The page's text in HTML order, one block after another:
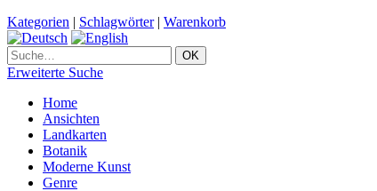
Kategorien | Schlagwörter| Warenkorb
Erweiterte Suche
Home
Ansichten
Landkarten
Botanik
Moderne Kunst
Genre